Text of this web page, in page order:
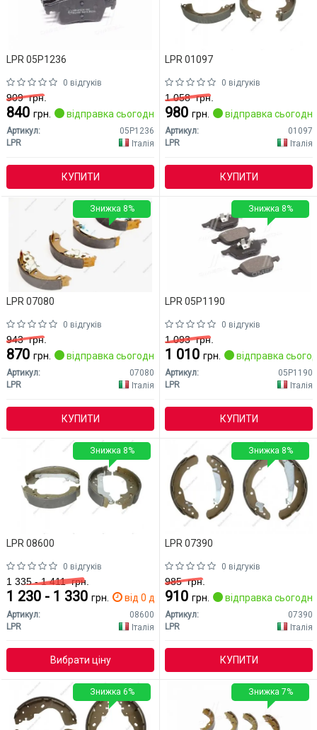
LPR 05P1236
0 відгуків
909грн.
840 грн. відправка сьогодні
Артикул:
05P1236
LPR
Італія
КУПИТИ
LPR 01097
0 відгуків
1 058грн.
980 грн. відправка сьогодні
Артикул:
01097
LPR
Італія
КУПИТИ
LPR 07080
0 відгуків
943грн.
870 грн. відправка сьогодні
Артикул:
07080
LPR
Італія
КУПИТИ
Знижка 8%
LPR 05P1190
0 відгуків
1 093грн.
1 010 грн. відправка
Артикул:
05P1190
LPR
Італія
КУПИТИ
Знижка 8%
LPR 08600
0 відгуків
1 335 - 1 411грн.
1 230 - 1 330 грн. від 0 дн.
Артикул:
08600
LPR
Італія
Вибрати ціну
Знижка 8%
LPR 07390
0 відгуків
985грн.
910 грн. відправка сьогодні
Артикул:
07390
LPR
Італія
КУПИТИ
Знижка 8%
Знижка 6% Знижка 7%